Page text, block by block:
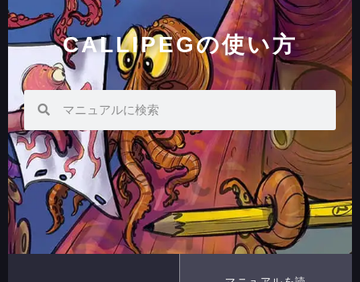
CALLIPEGの使い方